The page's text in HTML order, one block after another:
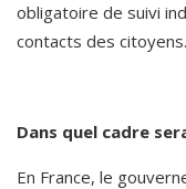
obligatoire de suivi
contacts des
Dans quel cadre
En France, le